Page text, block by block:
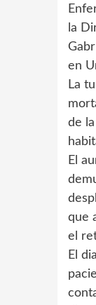
la
en
La
de
El
que
el
El